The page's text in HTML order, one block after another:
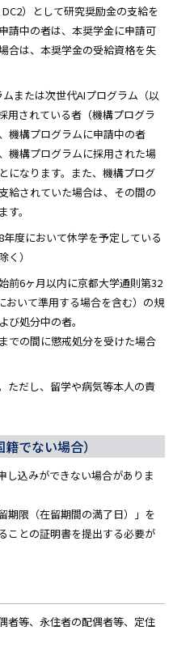
）として研究奨励金の支給を
請中の者は、本奨学金に申請可
合は、本奨学金の受給資格を失
または次世代AIプログラム（以
用されている者（機構プログラ
機構プログラムに申請中の者
機構プログラムに採用された場
になります。また、機構プログ
給されていた場合は、その間の
。
度において休学を予定している
）
前6ヶ月以内に京都大学通則第32
おいて準用する場合を含む）の規
処分中の者。
での間に懲戒処分を受けた場合
ただし、留学や病気等本人の責
でない場合）
し込みができない場合がありま
期限（在留期間の満了日）」を
ことの証明書を提出する必要が
者等、永住者の配偶者等、定住